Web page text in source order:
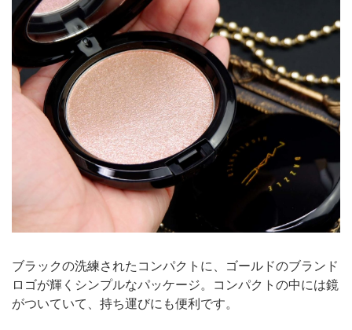
ブラックの洗練されたコンパクトに、ゴールドのブランド
ロゴが輝くシンプルなパッケージ。コンパクトの中には鏡
がついていて、持ち運びにも便利です。